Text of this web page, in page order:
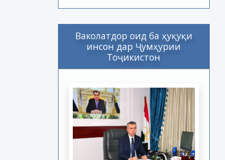
Ваколатдор оид ба ҳуқуқи
инсон дар Ҷумҳурии
Тоҷикистон